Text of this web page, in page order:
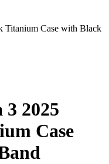
Titanium Case with Black
2025
Case